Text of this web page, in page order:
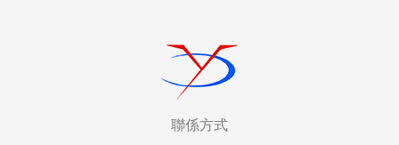
聯係方式